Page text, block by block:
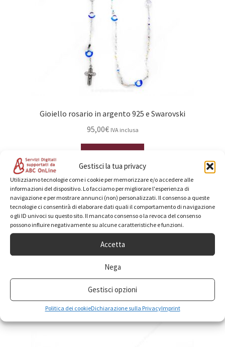
Gestisci la tua privacy
Utilizziamo tecnologie come i cookie per memorizzare e/o accedere alle
informazioni del dispositivo. Lo facciamo per migliorare l'esperienza di
navigazione e per mostrare annunci (non) personalizzati. Il consenso a queste
tecnologie ci consentirà di elaborare dati quali il comportamento di navigazione
o gli ID univoci su questo sito. Il mancato consenso o la revoca del consenso
possono influire negativamente su alcune caratteristiche e funzioni.
Accetta
Nega
Gestisci opzioni
Politica dei cookieDichiarazione sulla PrivacyImprint
Gioiello rosario in argento 925 e Swarovski
95,00€ IVA inclusa